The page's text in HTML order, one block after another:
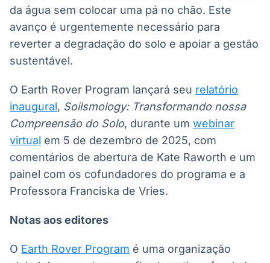
da água sem colocar uma pá no chão. Este
avanço é urgentemente necessário para
reverter a degradação do solo e apoiar a gestão
sustentável.
O Earth Rover Program lançará seu relatório
inaugural, Soilsmology: Transformando nossa
Compreensão do Solo, durante um webinar
virtual em 5 de dezembro de 2025, com
comentários de abertura de Kate Raworth e um
painel com os cofundadores do programa e a
Professora Franciska de Vries.
Notas aos editores
O Earth Rover Program é uma organização